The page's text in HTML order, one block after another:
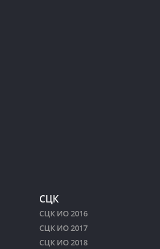
СЦК
СЦК ИО 2016
СЦК ИО 2017
СЦК ИО 2018